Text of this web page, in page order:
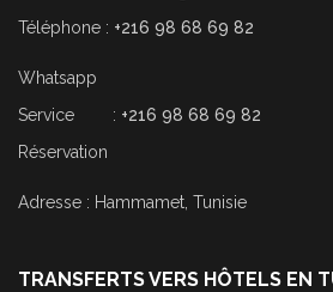
Téléphone : +216 98 68 69 82
Whatsapp
Service : +216 98 68 69 82
Réservation
Adresse : Hammamet, Tunisie
TRANSFERTS VERS HÔTELS EN